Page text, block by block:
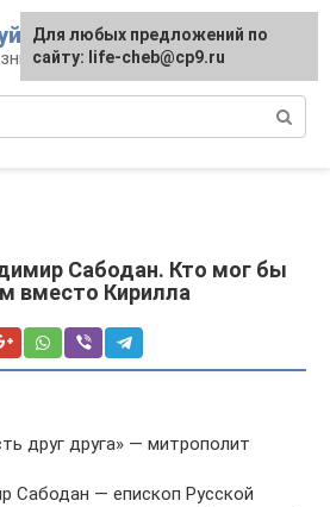
Сабодан. Кто мог бы
вместо Кирилла
друг друга» — митрополит
Сабодан — епископ Русской
Для любых предложений по
сайту: life-cheb@cp9.ru
Для любых предложений по
сайту: life-cheb@cp9.ru